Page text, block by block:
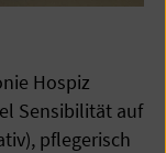
Hospiz
Sensibilität auf
pflegerisch